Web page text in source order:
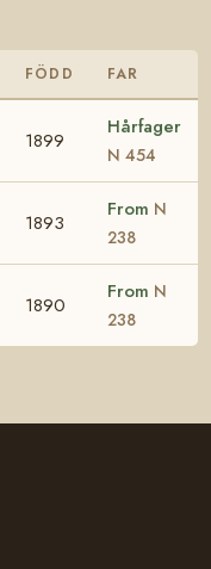
FÖDD FAR
1899
Hårfager
N 454
1893
From N
238
1890
From N
238